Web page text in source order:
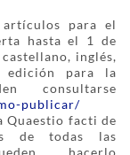
para el
hasta el 1 de
inglés,
edición para la
consultarse
publicar/
Quaestio facti de
de todas las